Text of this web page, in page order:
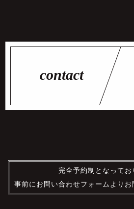
完全予約制となってお
事前にお問い合わせフォームよりお